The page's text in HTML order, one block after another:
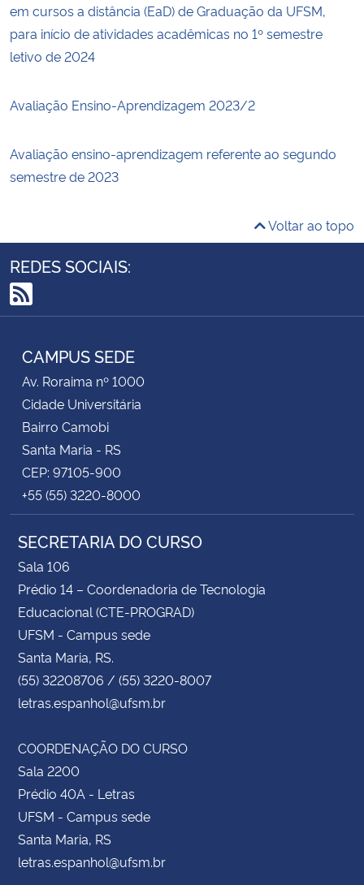
em cursos a distância (EaD) de Graduação da UFSM,
para início de atividades acadêmicas no 1º semestre
letivo de 2024
Avaliação Ensino-Aprendizagem 2023/2
Avaliação ensino-aprendizagem referente ao segundo
semestre de 2023
Voltar ao topo
REDES SOCIAIS:
RSS
CAMPUS SEDE
Av. Roraima nº 1000
Cidade Universitária
Bairro Camobi
Santa Maria - RS
CEP: 97105-900
+55 (55) 3220-8000
SECRETARIA DO CURSO
Sala 106
Prédio 14 – Coordenadoria de Tecnologia
Educacional (CTE-PROGRAD)
UFSM - Campus sede
Santa Maria, RS.
(55) 32208706 / (55) 3220-8007
letras.espanhol@ufsm.br
COORDENAÇÃO DO CURSO
Sala 2200
Prédio 40A - Letras
UFSM - Campus sede
Santa Maria, RS
letras.espanhol@ufsm.br